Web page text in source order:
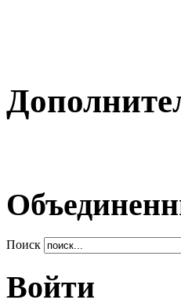
Поиск
Войти